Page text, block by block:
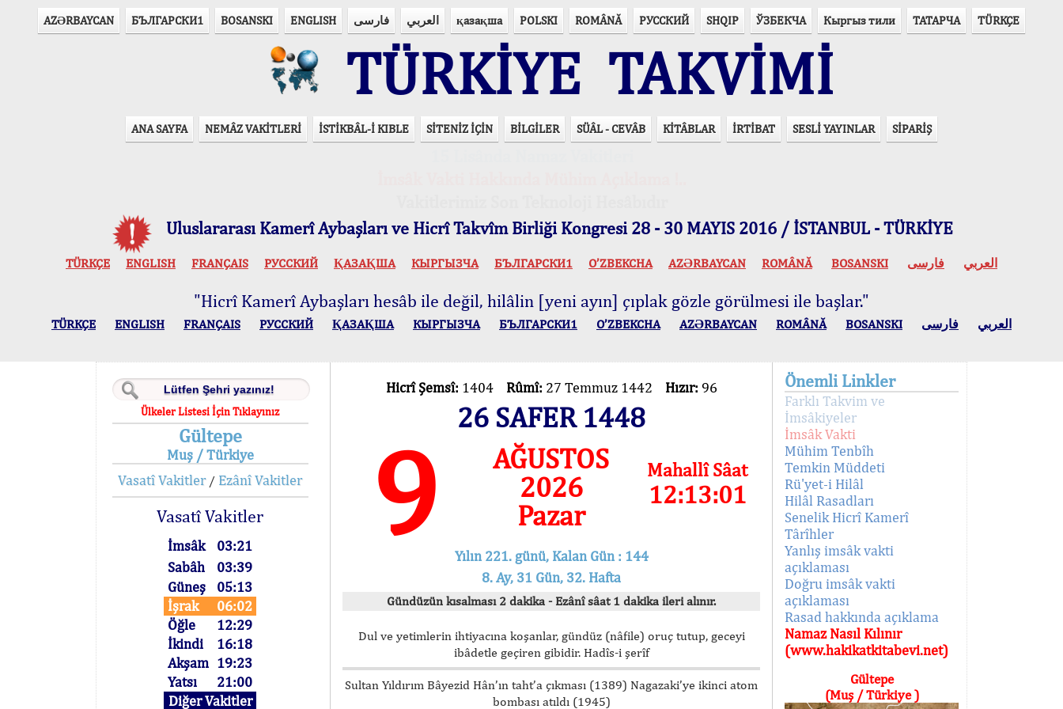
AZӘRBAYCAN БЪЛГАРСКИ1 BOSANSKI ENGLISH فارسی العربي қазақша POLSKI ROMÂNĂ РУССКИЙ SHQIP ЎЗБЕКЧА Кыргыз тили ТАТАРЧА TÜRKÇE
TÜRKİYE TAKVİMİ
ANA SAYFA NEMÂZ VAKİTLERİ İSTİKBÂL-İ KIBLE SİTENİZ İÇİN BİLGİLER SÜÂL - CEVÂB KİTÂBLAR İRTİBAT SESLİ YAYINLAR SİPARİŞ
Uluslararası Kamerî Aybaşları ve Hicrî Takvîm Birliği Kongresi 28 - 30 MAYIS 2016 / İSTANBUL - TÜRKİYE
TÜRKÇE ENGLISH FRANÇAIS РУССКИЙ ҚАЗАҚША КЫPГЫЗЧA БЪЛГАРСКИ1 O’ZBEKCHA AZӘRBAYCAN ROMÂNĂ BOSANSKI العربي فارسی
"Hicrî Kamerî Aybaşları hesâb ile değil, hilâlin [yeni ayın] çıplak gözle görülmesi ile başlar."
TÜRKÇE ENGLISH FRANÇAIS РУССКИЙ ҚАЗАҚША КЫPГЫЗЧA БЪЛГАРСКИ1 O’ZBEKCHA AZӘRBAYCAN ROMÂNĂ BOSANSKI العربي فارسی
Ülkeler Listesi İçin Tıklayınız
Gültepe
Muş / Türkiye
Vasatî Vakitler/ Ezânî Vakitler
Vasatî Vakitler
İmsâk
03:21
Sabâh
03:39
Güneş
05:13
İşrak
06:02
Öğle
12:29
İkindi
16:18
Akşam 19:23
Yatsı
21:00
Diğer Vakitler
Hicrî Şemsî: 1404 Rûmî: 27 Temmuz 1442 Hızır: 96
26 SAFER 1448
9
AĞUSTOS
2026
Pazar
Mahallî Sâat
12:13:01
Yılın 221. günü, Kalan Gün : 144
8. Ay, 31 Gün, 32. Hafta
Gündüzün kısalması 2 dakika - Ezânî sâat 1 dakika ileri alınır.
Dul ve yetimlerin ihtiyacına koşanlar, gündüz (nâfile) oruç tutup, geceyi
ibâdetle geçiren gibidir. Hadîs-i şerîf
Sultan Yıldırım Bâyezid Hân’ın taht’a çıkması (1389) Nagazaki’ye ikinci atom
bombası atıldı (1945)
Önemli Linkler
Farklı Takvim ve
İmsâkiyeler
İmsâk Vakti
Mühim Tenbîh
Temkin Müddeti
Rü'yet-i Hilâl
Hilâl Rasadları
Senelik Hicrî Kamerî
Târîhler
Yanlış imsâk vakti
açıklaması
Doğru imsâk vakti
açıklaması
Rasad hakkında açıklama
Namaz Nasıl Kılınır
(www.hakikatkitabevi.net)
Gültepe
(Muş / Türkiye )